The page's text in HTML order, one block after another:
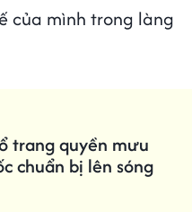
của mình trong làng
trang quyền mưu
chuẩn bị lên sóng